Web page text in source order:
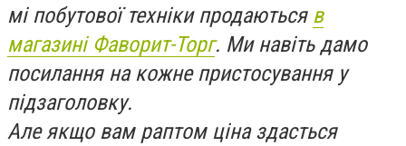
мі побутової техніки продаються в
магазині Фаворит-Торг. Ми навіть дамо
посилання на кожне пристосування у
підзаголовку.
Але якщо вам раптом ціна здасться